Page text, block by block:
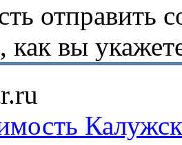
отправить
как вы